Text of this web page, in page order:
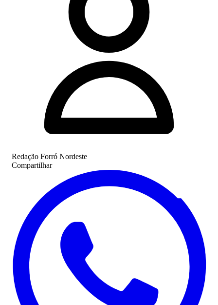
Redação Forró Nordeste
Compartilhar